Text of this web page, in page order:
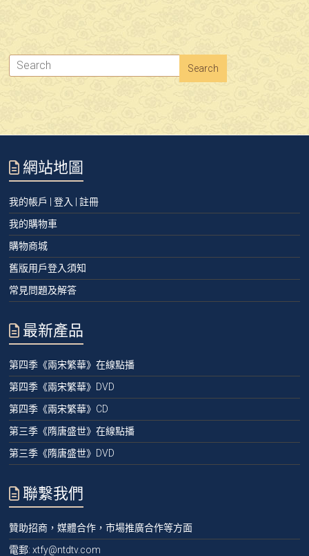
網站地圖
我的帳戶 | 登入 | 註冊
我的購物車
購物商城
舊版用戶登入須知
常見問題及解答
最新產品
第四季《兩宋繁華》在線點播
第四季《兩宋繁華》DVD
第四季《兩宋繁華》CD
第三季《隋唐盛世》在線點播
第三季《隋唐盛世》DVD
聯繫我們
贊助招商，媒體合作，市場推廣合作等方面
電郵:xtfy@ntdtv.com